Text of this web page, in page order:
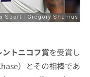
ントニコフ賞を受賞し
）とその相棒であ